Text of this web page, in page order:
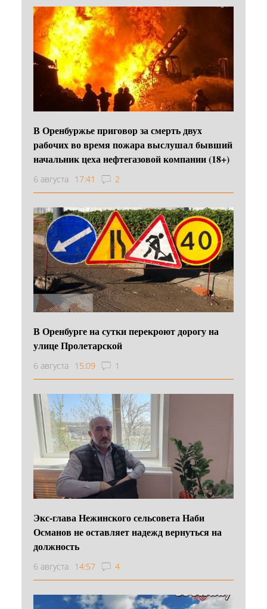
В Оренбуржье приговор за смерть двух
рабочих во время пожара выслушал бывший
начальник цеха нефтегазовой компании (18+)
6 августа 17:41 2
В Оренбурге на сутки перекроют дорогу на
улице Пролетарской
6 августа 15:09 1
Экс-глава Нежинского сельсовета Наби
Османов не оставляет надежд вернуться на
должность
6 августа 14:57 4